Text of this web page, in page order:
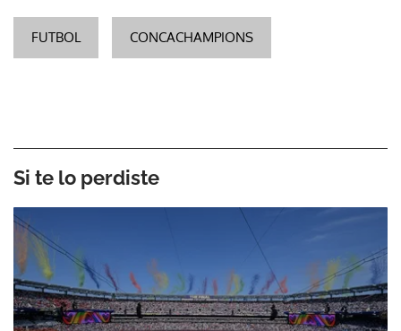
FUTBOL CONCACHAMPIONS
Si te lo perdiste